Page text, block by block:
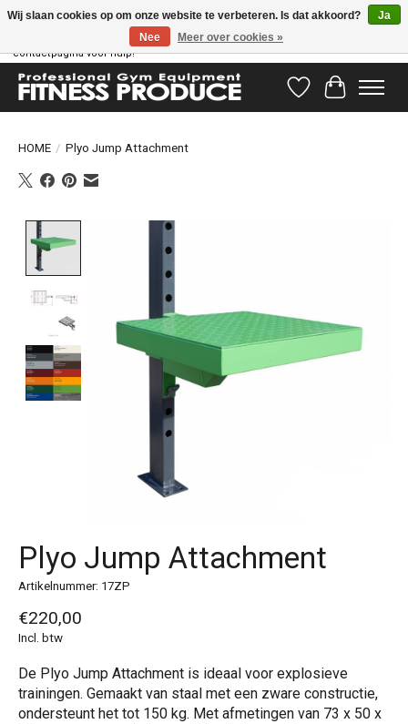
Vragen hebben? Ons supportteam staat klaar om u te helpen! Bezoek onze
contactpagina voor hulp!
Verlanglijst
HOME / Plyo Jump Attachment
Product image slideshow Items
Plyo Jump Attachment
Artikelnummer: 17ZP
€220,00
Incl. btw
De Plyo Jump Attachment is ideaal voor explosieve
trainingen. Gemaakt van staal met een zware constructie,
ondersteunt het tot 150 kg. Met afmetingen van 73 x 50 x
Wij slaan cookies op om onze website te verbeteren. Is dat akkoord?
Ja
Nee
Meer over cookies »